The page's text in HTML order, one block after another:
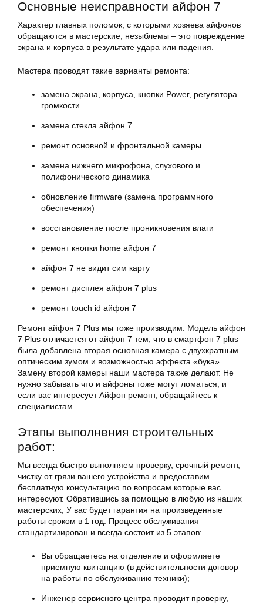
Основные неисправности айфон 7
Характер главных поломок, с которыми хозяева айфонов
обращаются в мастерские, незыблемы – это повреждение
экрана и корпуса в результате удара или падения.
Мастера проводят такие варианты ремонта:
замена экрана, корпуса, кнопки Power, регулятора
громкости
замена стекла айфон 7
ремонт основной и фронтальной камеры
замена нижнего микрофона, слухового и
полифонического динамика
обновление firmware (замена программного
обеспечения)
восстановление после проникновения влаги
ремонт кнопки home айфон 7
айфон 7 не видит сим карту
ремонт дисплея айфон 7 plus
ремонт touch id айфон 7
Ремонт айфон 7 Plus мы тоже производим. Модель айфон
7 Plus отличается отайфон 7 тем, что в смартфон 7 plus
была добавлена вторая основная камера с двухкратным
оптическим зумом и возможностью эффекта «бука».
Замену второй камеры наши мастера также делают. Не
нужно забывать что и айфоны тоже могут ломаться, и
если вас интересует Айфон ремонт, обращайтесь к
специалистам.
Этапы выполнения строительных
работ:
Мы всегда быстро выполняем проверку, срочный ремонт,
чистку от грязи вашего устройства и предоставим
бесплатную консультацию по вопросам которые вас
интересуют. Обратившись за помощью в любую из наших
мастерских, У вас будет гарантия на произведенные
работы сроком в 1 год. Процесс обслуживания
стандартизирован и всегда состоит из 5 этапов:
Вы обращаетесь на отделение и оформляете
приемную квитанцию (в действительности договор
на работы по обслуживанию техники);
Инженер сервисного центра проводит проверку,